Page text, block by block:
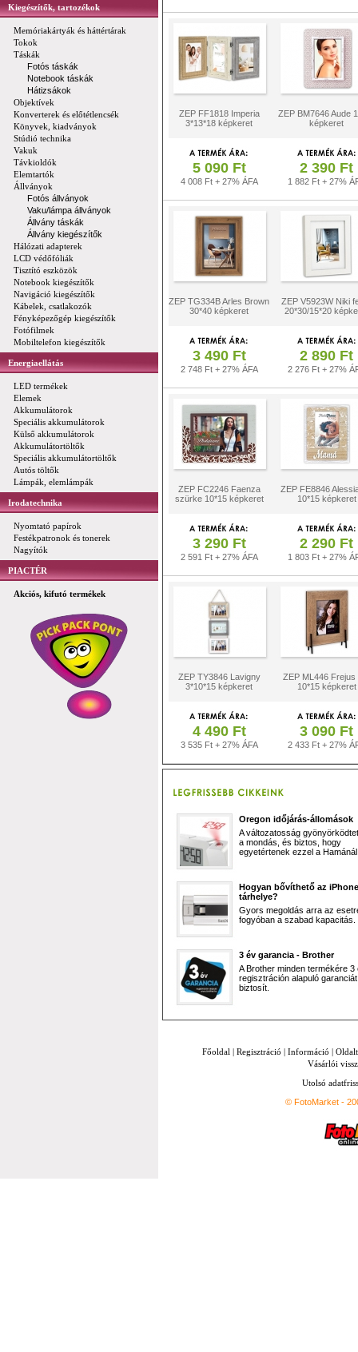
Kiegészítők, tartozékok
Memóriakártyák és háttértárak
Tokok
Táskák
Fotós táskák
Notebook táskák
Hátizsákok
Objektívek
Konverterek és előtétlencsék
Könyvek, kiadványok
Stúdió technika
Vakuk
Távkioldók
Elemtartók
Állványok
Fotós állványok
Vaku/lámpa állványok
Állvány táskák
Állvány kiegészítők
Hálózati adapterek
LCD védőfóliák
Tisztító eszközök
Notebook kiegészítők
Navigáció kiegészítők
Kábelek, csatlakozók
Fényképezőgép kiegészítők
Fotófilmek
Mobiltelefon kiegészítők
Energiaellátás
LED termékek
Elemek
Akkumulátorok
Speciális akkumulátorok
Külső akkumulátorok
Akkumulátortöltők
Speciális akkumulátortöltők
Autós töltők
Lámpák, elemlámpák
Irodatechnika
Nyomtató papírok
Festékpatronok és tonerek
Nagyítók
PIACTÉR
Akciós, kifutó termékek
ZEP FF1818 Imperia
3*13*18 képkeret
ZEP BM7646 Aude
képkeret
5 090 Ft
4 008 Ft + 27% ÁFA
2 390 Ft
1 882 Ft + 27%
ZEP TG334B Arles Brown
30*40 képkeret
ZEP V5923W Niki
20*30/15*20
3 490 Ft
2 748 Ft + 27% ÁFA
2 890 Ft
2 276 Ft + 27%
ZEP FC2246 Faenza
szürke 10*15 képkeret
ZEP FE8846
10*15 képkeret
3 290 Ft
2 591 Ft + 27% ÁFA
2 290 Ft
1 803 Ft + 27%
ZEP TY3846 Lavigny
3*10*15 képkeret
ZEP ML446 Frejus
10*15 képkeret
4 490 Ft
3 535 Ft + 27% ÁFA
3 090 Ft
2 433 Ft + 27%
Oregon időjárás-állomások
A változatosság
a mondás, és biztos, hogy
egyetértenek ezzel a
Hogyan bővíthető az iPhone
tárhelye?
Gyors megoldás arra az
fogyóban a szabad kapacitás.
3 év garancia - Brother
A Brother minden termékére 3
regisztráción alapuló garanciát
biztosít.
Főoldal | Regisztráció | Információ |
Vásárlói
Utolsó
© FotoMarket -